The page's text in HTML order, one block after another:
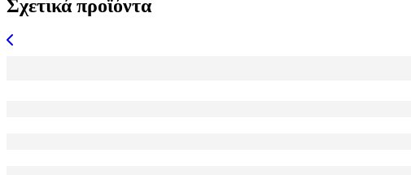
Σχετικά προϊόντα